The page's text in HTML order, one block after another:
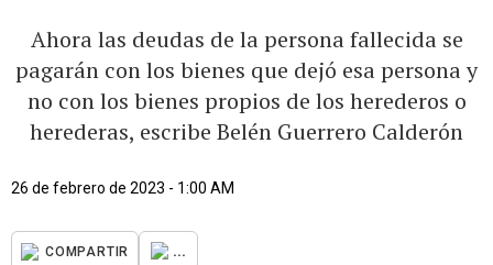
Ahora las deudas de la persona fallecida se
pagarán con los bienes que dejó esa persona y
no con los bienes propios de los herederos o
herederas, escribe Belén Guerrero Calderón
26 de febrero de 2023 - 1:00 AM
COMPARTIR ...